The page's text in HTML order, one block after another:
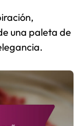
una paleta de